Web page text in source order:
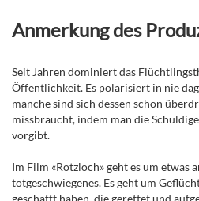
Anmerkung des
Seit Jahren dominiert das
Öffentlichkeit. Es polarisiert in nie
manche sind sich dessen schon
missbraucht, indem man die
vorgibt.
Im Film «Rotzloch» geht es um etwas
totgeschwiegenes. Es geht um